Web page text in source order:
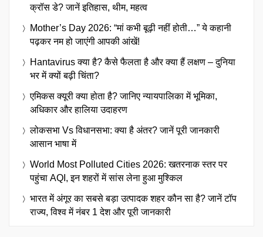
क्रॉस डे? जानें इतिहास, थीम, महत्व
Mother’s Day 2026: “मां कभी बूढ़ी नहीं होती…” ये कहानी
पढ़कर नम हो जाएंगी आपकी आंखें!
Hantavirus क्या है? कैसे फैलता है और क्या हैं लक्षण – दुनिया
भर में क्यों बढ़ी चिंता?
एमिकस क्यूरी क्या होता है? जानिए न्यायपालिका में भूमिका,
अधिकार और हालिया उदाहरण
लोकसभा Vs विधानसभा: क्या है अंतर? जानें पूरी जानकारी
आसान भाषा में
World Most Polluted Cities 2026: खतरनाक स्तर पर
पहुंचा AQI, इन शहरों में सांस लेना हुआ मुश्किल
भारत में अंगूर का सबसे बड़ा उत्पादक शहर कौन सा है? जानें टॉप
राज्य, विश्व में नंबर 1 देश और पूरी जानकारी